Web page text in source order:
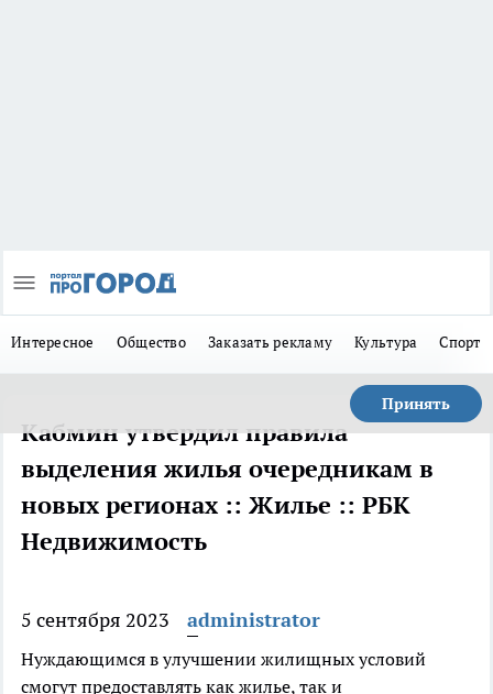
Интересное Общество Заказать рекламу Культура Спорт
Принять
Кабмин утвердил правила
выделения жилья очередникам в
новых регионах :: Жилье :: РБК
Недвижимость
5 сентября 2023 administrator
Нуждающимся в улучшении жилищных условий
смогут предоставлять как жилье, так и